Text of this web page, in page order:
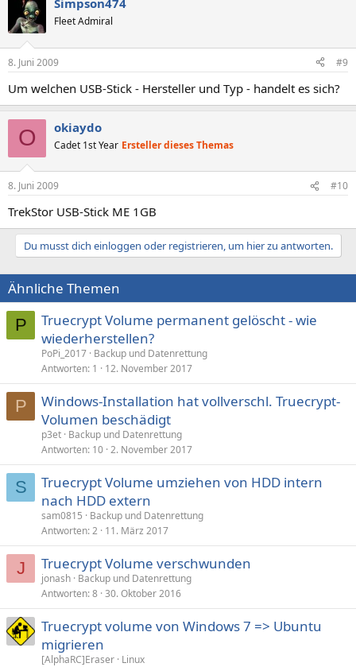
Simpson474
Fleet Admiral
8. Juni 2009 #9
Um welchen USB-Stick - Hersteller und Typ - handelt es sich?
O okiaydo
Cadet 1st Year Ersteller dieses Themas
8. Juni 2009 #10
TrekStor USB-Stick ME 1GB
Du musst dich einloggen oder registrieren, um hier zu antworten.
Ähnliche Themen
P
Truecrypt Volume permanent gelöscht - wie
wiederherstellen?
PoPi_2017 Backup und Datenrettung
Antworten 1 12. November 2017
P
Windows-Installation hat vollverschl. Truecrypt-
Volumen beschädigt
p3et Backup und Datenrettung
Antworten 10 2. November 2017
S
Truecrypt Volume umziehen von HDD intern
nach HDD extern
sam0815
Backup und Datenrettung
Antworten 2 11. März 2017
J Truecrypt Volume verschwunden
jonash Backup und Datenrettung
Antworten 8 30. Oktober 2016
Truecrypt volume von Windows 7 => Ubuntu
migrieren
[AlphaRC]Eraser Linux